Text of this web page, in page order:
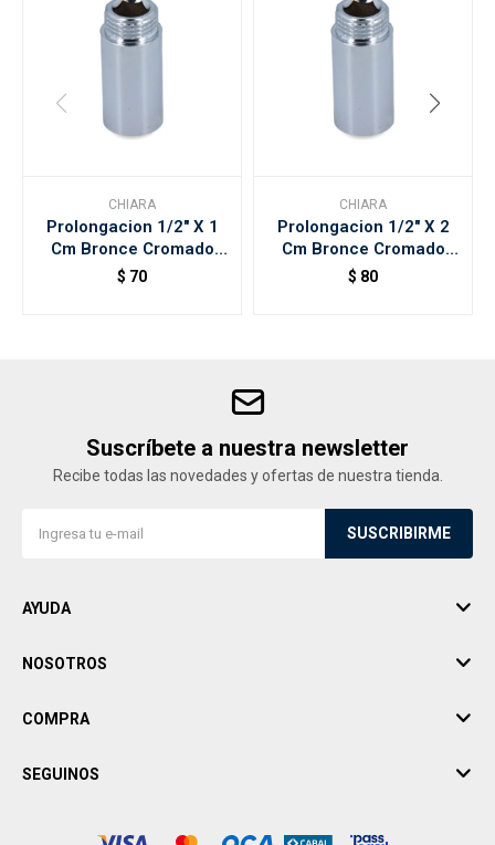
CHIARA
Prolongacion 1/2" X 1
Cm Bronce Cromado
Chiara
$ 70
CHIARA
Prolongacion 1/2" X 2
Cm Bronce Cromado
Chiara
$ 80
Suscríbete a nuestra newsletter
Recibe todas las novedades y ofertas de nuestra tienda.
SUSCRIBIRME
AYUDA
NOSOTROS
COMPRA
SEGUINOS